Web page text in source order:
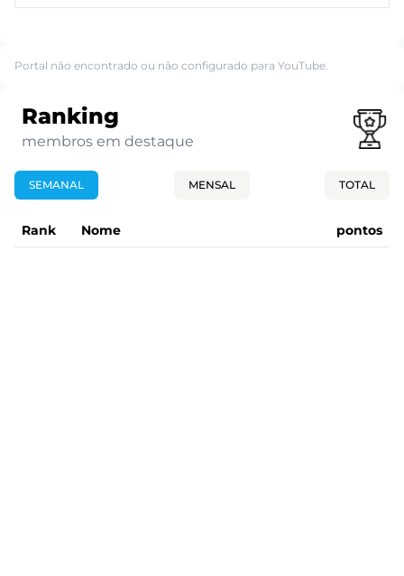
Portal não encontrado ou não configurado para YouTube.
Ranking
membros em destaque
SEMANAL MENSAL TOTAL
Rank Nome pontos